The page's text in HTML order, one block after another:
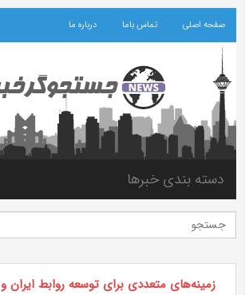
صفحه اصلی تماس باما درباره ما
دسته بندی خبرها
زمینه‌های متعددی برای توسعه روابط ایران